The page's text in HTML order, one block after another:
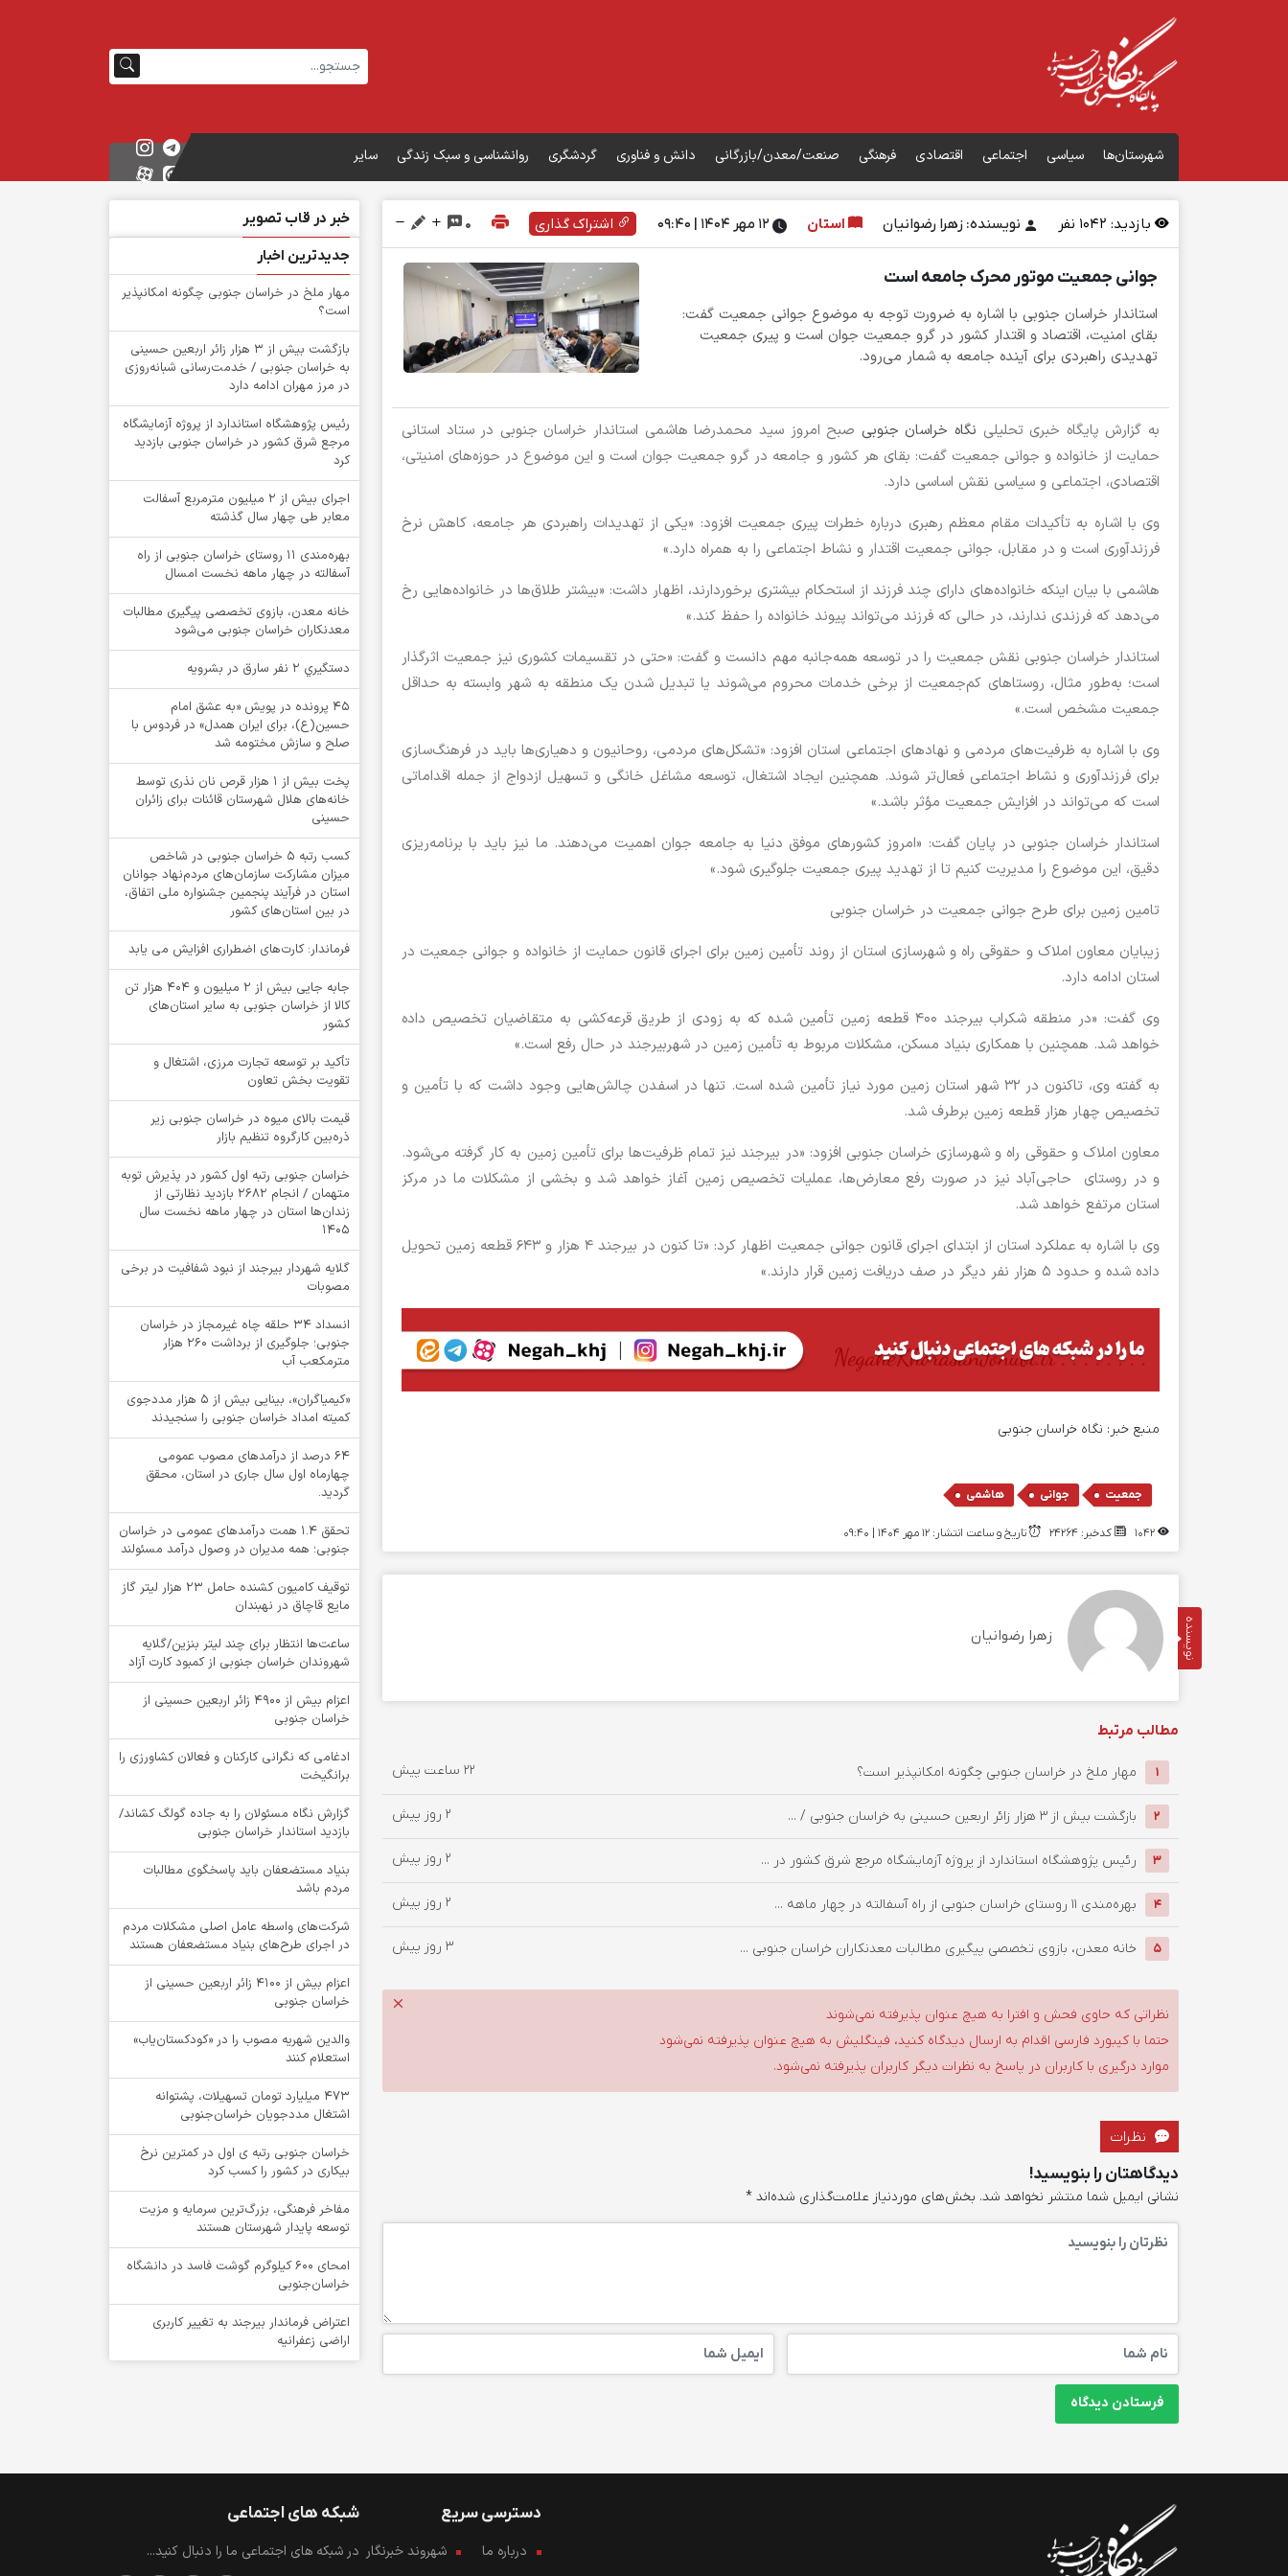
شهرستان‌ها سیاسی اجتماعی اقتصادی فرهنگی صنعت/معدن/بازرگانی دانش و فناوری گردشگری روانشناسی و سبک زندگی سایر
بازدید: نفر نویسنده: زهرا رضوانیان استان اشتراک گذاری 0
جوانی جمعیت موتور محرک جامعه است
استاندار خراسان جنوبی با اشاره به ضرورت توجه به موضوع جوانی جمعیت گفت:
بقای امنیت، اقتصاد و اقتدار کشور در گرو جمعیت جوان است و پیری جمعیت
تهدیدی راهبردی برای آینده جامعه به شمار می‌رود.
به گزارش پایگاه خبری تحلیلی نگاه خراسان جنوبی صبح امروز سید محمدرضا هاشمی استاندار خراسان جنوبی در ستاد استانی
حمایت از خانواده و جوانی جمعیت گفت: بقای هر کشور و جامعه در گرو جمعیت جوان است و این موضوع در حوزه‌های امنیتی،
اقتصادی، اجتماعی و سیاسی نقش اساسی دارد.
وی با اشاره به تأکیدات مقام معظم رهبری درباره خطرات پیری جمعیت افزود: «یکی از تهدیدات راهبردی هر جامعه، کاهش نرخ
فرزندآوری است و در مقابل، جوانی جمعیت اقتدار و نشاط اجتماعی را به همراه دارد.»
هاشمی با بیان اینکه خانواده‌های دارای چند فرزند از استحکام بیشتری برخوردارند، اظهار داشت: «بیشتر طلاق‌ها در خانواده‌هایی رخ
می‌دهد که فرزندی ندارند، در حالی که فرزند می‌تواند پیوند خانواده را حفظ کند.»
استاندار خراسان جنوبی نقش جمعیت را در توسعه همه‌جانبه مهم دانست و گفت: «حتی در تقسیمات کشوری نیز جمعیت اثرگذار
است؛ به‌طور مثال، روستاهای کم‌جمعیت از برخی خدمات محروم می‌شوند یا تبدیل شدن یک منطقه به شهر وابسته به حداقل
جمعیت مشخص است.»
وی با اشاره به ظرفیت‌های مردمی و نهادهای اجتماعی استان افزود: «تشکل‌های مردمی، روحانیون و دهیاری‌ها باید در فرهنگ‌سازی
برای فرزندآوری و نشاط اجتماعی فعال‌تر شوند. همچنین ایجاد اشتغال، توسعه مشاغل خانگی و تسهیل ازدواج از جمله اقداماتی
است که می‌تواند در افزایش جمعیت مؤثر باشد.»
استاندار خراسان جنوبی در پایان گفت: «امروز کشورهای موفق دنیا به جامعه جوان اهمیت می‌دهند. ما نیز باید با برنامه‌ریزی
دقیق، این موضوع را مدیریت کنیم تا از تهدید پیری جمعیت جلوگیری شود.»
تامین زمین برای طرح جوانی جمعیت در خراسان جنوبی
زیبایان معاون املاک و حقوقی راه و شهرسازی استان از روند تأمین زمین برای اجرای قانون حمایت از خانواده و جوانی جمعیت در
استان ادامه دارد.
وی گفت: «در منطقه شکراب بیرجند ۴۰۰ قطعه زمین تأمین شده که به زودی از طریق قرعه‌کشی به متقاضیان تخصیص داده
خواهد شد. همچنین با همکاری بنیاد مسکن، مشکلات مربوط به تأمین زمین در شهربیرجند در حال رفع است.»
به گفته وی، تاکنون در ۳۲ شهر استان زمین مورد نیاز تأمین شده است. تنها در اسفدن چالش‌هایی وجود داشت که با تأمین و
تخصیص چهار هزار قطعه زمین برطرف شد.
معاون املاک و حقوقی راه و شهرسازی خراسان جنوبی افزود: «در بیرجند نیز تمام ظرفیت‌ها برای تأمین زمین به کار گرفته می‌شود.
و در روستای حاجی‌آباد نیز در صورت رفع معارض‌ها، عملیات تخصیص زمین آغاز خواهد شد و بخشی از مشکلات ما در مرکز
استان مرتفع خواهد شد.
وی با اشاره به عملکرد استان از ابتدای اجرای قانون جوانی جمعیت اظهار کرد: «تا کنون در بیرجند ۴ هزار و ۶۴۳ قطعه زمین تحویل
داده شده و حدود ۵ هزار نفر دیگر در صف دریافت زمین قرار دارند.»
منبع خبر: نگاه خراسان جنوبی
جمعیت , جوانی , هاشمی
کدخبر: 24264 تاریخ و ساعت انتشار: ۱۲ مهر ۱۴۰۴ | 09:40
نویسنده زهرا رضوانیان
مطالب مرتبط
1 ‌مهار ملخ در خراسان جنوبی چگونه امکانپذیر است؟ 22 ساعت پیش
2 بازگشت بیش از ۳ هزار زائر اربعین حسینی به خراسان جنوبی / ... 2 روز پیش
3 رئیس پژوهشگاه استاندارد از پروژه آزمایشگاه مرجع شرق کشور در ... 2 روز پیش
4 بهره‌مندی ۱۱ روستای خراسان جنوبی از راه آسفالته در چهار ماهه ... 2 روز پیش
5 خانه معدن، بازوی تخصصی پیگیری مطالبات معدنکاران خراسان جنوبی ... 3 روز پیش
نظراتی که حاوی فحش و افترا به هیچ عنوان پذیرفته نمی‌شوند
حتما با کیبورد فارسی اقدام به ارسال دیدگاه کنید، فینگلیش به هیچ عنوان پذیرفته نمی‌شود
موارد درگیری با کاربران در پاسخ به نظرات دیگر کاربران پذیرفته نمی‌شود.
نظرات
دیدگاهتان را بنویسید!
نشانی ایمیل شما منتشر نخواهد شد. بخش‌های موردنیاز علامت‌گذاری شده‌اند *
خبر در قاب تصویر
جدیدترین اخبار
‌مهار ملخ در خراسان جنوبی چگونه امکانپذیر
است؟
بازگشت بیش از ۳ هزار زائر اربعین حسینی
به خراسان جنوبی / خدمت‌رسانی شبانه‌روزی
در مرز مهران ادامه دارد
رئیس پژوهشگاه استاندارد از پروژه آزمایشگاه
مرجع شرق کشور در خراسان جنوبی بازدید
کرد
اجرای بیش از ۲ میلیون مترمربع آسفالت
معابر طی چهار سال گذشته
بهره‌مندی ۱۱ روستای خراسان جنوبی از راه
آسفالته در چهار ماهه نخست امسال
خانه معدن، بازوی تخصصی پیگیری مطالبات
معدنکاران خراسان جنوبی می‌شود
دستگيري 2 نفر سارق در بشرويه
۴۵ پرونده در پویش «به عشق امام
حسین(ع)، برای ایران همدل» در فردوس با
صلح و سازش مختومه شد
پخت بیش از 1 هزار قرص نان نذری توسط
خانه‌های هلال شهرستان قائنات برای زائران
حسینی
کسب رتبه ۵ خراسان جنوبی در شاخص
میزان مشارکت سازمان‌های مردم‌نهاد جوانان
استان در فرآیند پنجمین جشنواره ملی اتفاق،
در بین استان‌های کشور
فرماندار: کارت‌های اضطراری افزایش می یابد
جابه جایی بیش از 2 میلیون و 404 هزار تن
کالا از خراسان جنوبی به سایر استان‌های
کشور
تأکید بر توسعه تجارت مرزی، اشتغال و
تقویت بخش تعاون
قیمت بالای میوه در خراسان جنوبی زیر
ذره‌بین کارگروه تنظیم بازار
خراسان جنوبی رتبه اول کشور در پذیرش توبه
متهمان / انجام ۲۶۸۲ بازدید نظارتی از
زندان‌ها استان در چهار ماهه نخست سال
1405
گلایه شهردار بیرجند از نبود شفافیت در برخی
مصوبات
انسداد ۳۴ حلقه چاه غیرمجاز در خراسان
جنوبی؛ جلوگیری از برداشت ۲۶۰ هزار
مترمکعب آب
«کیمیاگران»، بینایی بیش از ۵ هزار مددجوی
کمیته امداد خراسان جنوبی را سنجیدند
64 درصد از درآمدهای مصوب عمومی
چهارماه اول سال جاری در استان، محقق
گردید.
تحقق ۱.۴ همت درآمدهای عمومی در خراسان
جنوبی؛ همه مدیران در وصول درآمد مسئولند
توقيف کامیون کشنده حامل 23 هزار لیتر گاز
مایع قاچاق در نهبندان
ساعت‌ها انتظار برای چند لیتر بنزین/گلایه
شهروندان خراسان جنوبی از کمبود کارت آزاد
اعزام بیش از 4900 زائر اربعین حسینی از
خراسان جنوبی
ادغامی که نگرانی کارکنان و فعالان کشاورزی را
برانگیخت
گزارش نگاه مسئولان را به جاده گولگ کشاند/
بازدید استاندار خراسان جنوبی
بنیاد مستضعفان باید پاسخگوی مطالبات
مردم باشد
شرکت‌های واسطه عامل اصلی مشکلات مردم
در اجرای طرح‌های بنیاد مستضعفان هستند
اعزام بیش از 4100 زائر اربعین حسینی از
خراسان جنوبی
والدین شهریه مصوب را در «کودکستان‌یاب»
استعلام کنند
۴۷۳ میلیارد تومان تسهیلات، پشتوانه
اشتغال مددجویان خراسان‌جنوبی
خراسان جنوبی رتبه ی اول در کمترین نرخ
بیکاری در کشور را کسب کرد
مفاخر فرهنگی، بزرگ‌ترین سرمایه و مزیت
توسعه پایدار شهرستان هستند
امحای ۶۰۰ کیلوگرم گوشت فاسد در دانشگاه
خراسان‌جنوبی
اعتراض فرماندار بیرجند به تغییر کاربری
اراضی زعفرانیه
دسترسی سریع
درباره ما
شهروند خبرنگار
شبکه های اجتماعی
در شبکه های اجتماعی ما را دنبال کنید...